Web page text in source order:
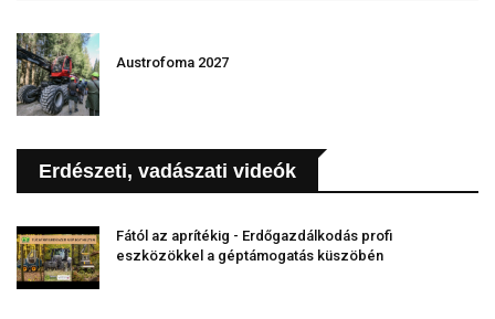
Austrofoma 2027
Erdészeti, vadászati videók
Fától az aprítékig - Erdőgazdálkodás profi
eszközökkel a géptámogatás küszöbén